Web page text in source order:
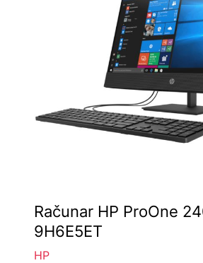
Računar HP ProOne
9H6E5ET
HP